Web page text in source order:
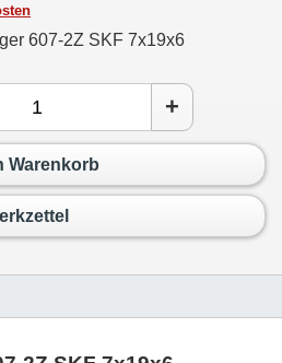
607-2Z SKF 7x19x6
+
Warenkorb